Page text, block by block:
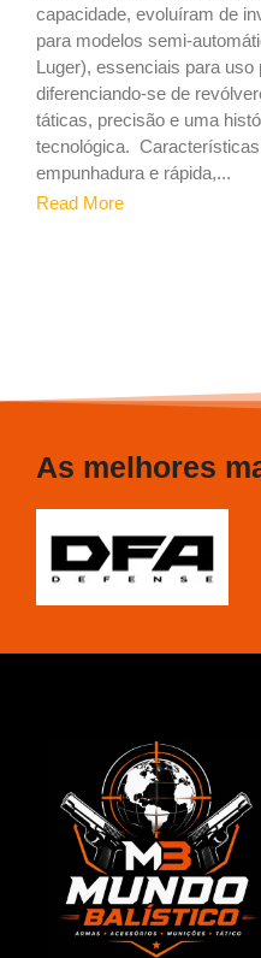
capacidade, evoluíram de
para modelos semi-
Luger), essenciais para uso
diferenciando-se de
táticas, precisão e uma
tecnológica.
empunhadura e rápida,...
Read More
As melhores